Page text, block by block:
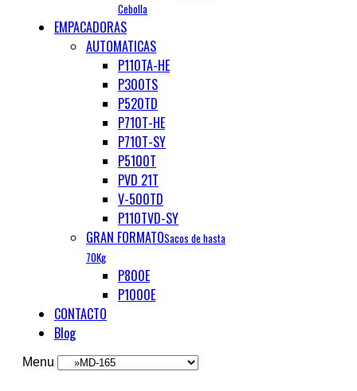
Cebolla
EMPACADORAS
AUTOMATICAS
P110TA-HE
P300TS
P520TD
P710T-HE
P710T-SY
P5100T
PVD 21T
V-500TD
P110TVD-SY
GRAN FORMATOSacos de hasta
70Kg
P800E
P1000E
CONTACTO
Blog
Menu